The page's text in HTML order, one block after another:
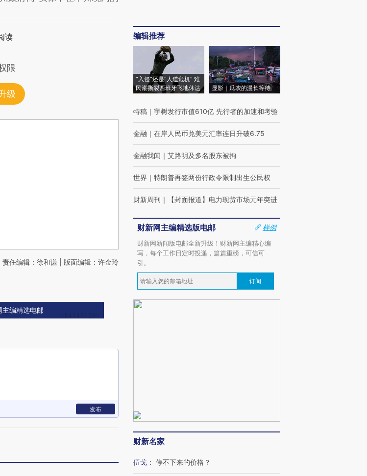
读
限
级
责任编辑：徐和谦 | 版面编辑：许金玲
主编精选电邮
发布
编辑推荐
“入侵”还是“人道危机” 难
民潮撕裂西班牙飞地休达
显影｜瓜农的漫长等待
特稿 ｜ 宇树发行市值610亿 先行者的加速和考验
金融 ｜ 在岸人民币兑美元汇率连日升破6.75
金融我闻 ｜ 艾路明及多名股东被拘
世界 ｜ 特朗普再签两份行政令限制出生公民权
财新周刊 ｜ 【封面报道】电力现货市场元年突进
财新网主编精选版电邮
样例
财新网新闻版电邮全新升级！财新网主编精心编
写，每个工作日定时投递，篇篇重磅，可信可
引。
订阅
财新名家
伍戈 ： 停不下来的价格？